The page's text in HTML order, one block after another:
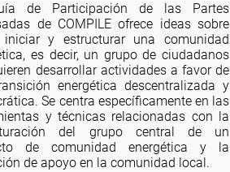
de Participación de las Partes
de COMPILE ofrece ideas sobre
y estructurar una comunidad
es decir, un grupo de ciudadanos
desarrollar actividades a favor de
energética descentralizada y
Se centra específicamente en las
y técnicas relacionadas con la
del grupo central de un
de comunidad energética y la
de apoyo en la comunidad local.